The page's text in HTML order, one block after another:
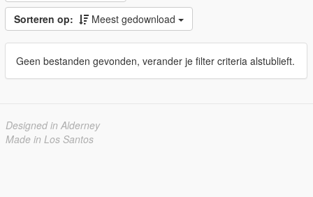
Sorteren op: Meest gedownload
Geen bestanden gevonden, verander je filter criteria alstublieft.
Designed in Alderney
Made in Los Santos